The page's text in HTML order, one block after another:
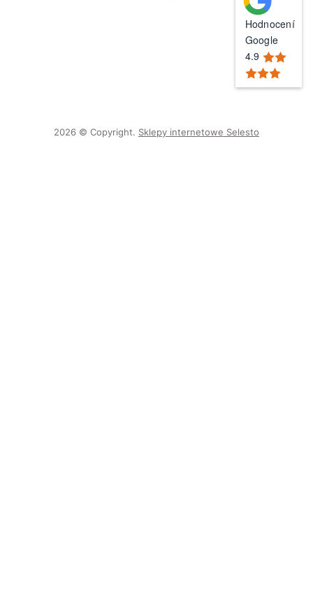
Hodnocení
Google
4.9
2026 © Copyright. Sklepy internetowe Selesto